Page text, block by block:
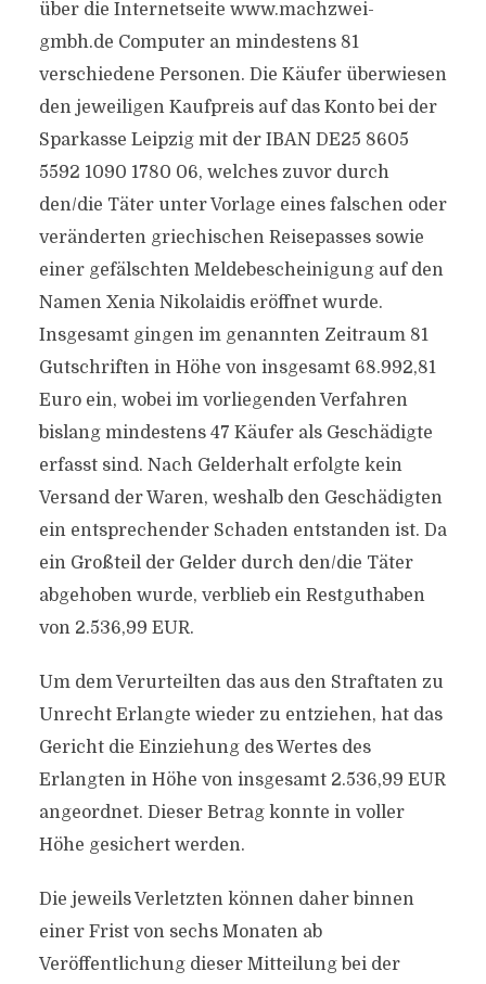
über die Internetseite www.machzwei-
gmbh.de Computer an mindestens 81
verschiedene Personen. Die Käufer überwiesen
den jeweiligen Kaufpreis auf das Konto bei der
Sparkasse Leipzig mit der IBAN DE25 8605
5592 1090 1780 06, welches zuvor durch
den/die Täter unter Vorlage eines falschen oder
veränderten griechischen Reisepasses sowie
einer gefälschten Meldebescheinigung auf den
Namen Xenia Nikolaidis eröffnet wurde.
Insgesamt gingen im genannten Zeitraum 81
Gutschriften in Höhe von insgesamt 68.992,81
Euro ein, wobei im vorliegenden Verfahren
bislang mindestens 47 Käufer als Geschädigte
erfasst sind. Nach Gelderhalt erfolgte kein
Versand der Waren, weshalb den Geschädigten
ein entsprechender Schaden entstanden ist. Da
ein Großteil der Gelder durch den/die Täter
abgehoben wurde, verblieb ein Restguthaben
von 2.536,99 EUR.
Um dem Verurteilten das aus den Straftaten zu
Unrecht Erlangte wieder zu entziehen, hat das
Gericht die Einziehung des Wertes des
Erlangten in Höhe von insgesamt 2.536,99 EUR
angeordnet. Dieser Betrag konnte in voller
Höhe gesichert werden.
Die jeweils Verletzten können daher binnen
einer Frist von sechs Monaten ab
Veröffentlichung dieser Mitteilung bei der